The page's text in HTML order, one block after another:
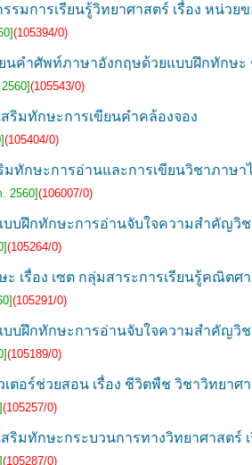
รมการเรียนรู้วิทยาศาสตร์ เรื่อง หน่ว
(105394/0)
นคำศัพท์ภาษาอังกฤษด้วยแบบฝึกทักษะ
(105543/0)
ริมทักษะการเขียนคำคล้องจอง
(105404/0)
มทักษะการอ่านและการเขียนวิชาภาษ
2560](106007/0)
บฝึกทักษะการอ่านจับใจความสำคัญวิ
(105264/0)
เรื่อง เซต กลุ่มสาระการเรียนรู้คณิตศ
(105291/0)
บฝึกทักษะการอ่านจับใจความสำคัญวิ
(105189/0)
ตอร์ช่วยสอน เรื่อง ชีวิตพืช วิชาวิทยาศ
(105257/0)
ริมทักษะกระบวนการทางวิทยาศาสตร์
(105287/0)